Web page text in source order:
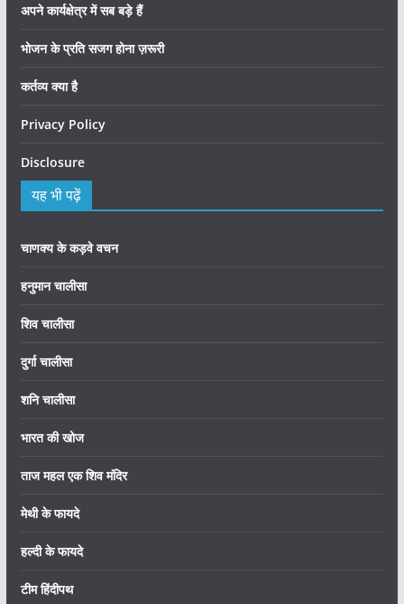
अपने कार्यक्षेत्र में सब बड़े हैं
भोजन के प्रति सजग होना ज़रूरी
कर्तव्य क्या है
Privacy Policy
Disclosure
यह भी पढ़ें
चाणक्य के कड़वे वचन
हनुमान चालीसा
शिव चालीसा
दुर्गा चालीसा
शनि चालीसा
भारत की खोज
ताज महल एक शिव मंदिर
मेथी के फायदे
हल्दी के फायदे
टीम हिंदीपथ